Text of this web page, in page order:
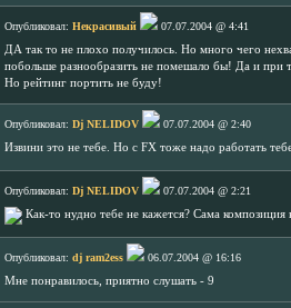
Опубликовал: Некрасивый
07.07.2004 @ 4:41
ДА так то не плохо получилось. Но много чего
побольше разнообразить не помешало бы! Да и при
Но рейтинг портить не буду!
Опубликовал: Dj NELIDOV
07.07.2004 @ 2:40
Извини это не тебе. Но с FX тоже надо работать
Опубликовал: Dj NELIDOV
07.07.2004 @ 2:21
Как-то нудно тебе не кажется? Сама
Опубликовал: dj ram2ess
06.07.2004 @ 16:16
Мне понравилось, приятно слушать - 9